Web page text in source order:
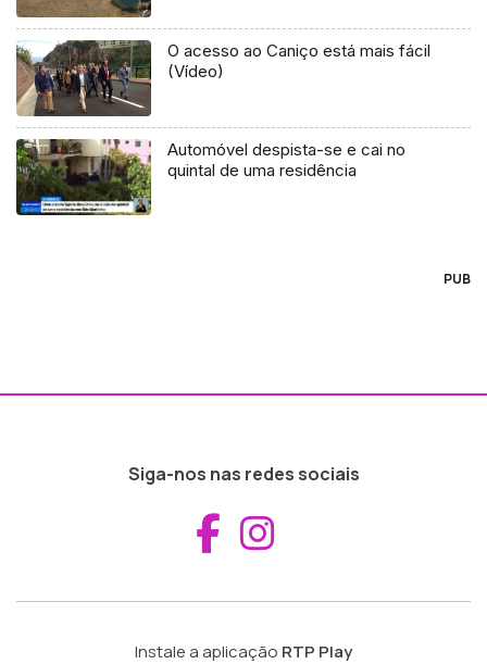
O acesso ao Caniço está mais fácil
(Vídeo)
Automóvel despista-se e cai no
quintal de uma residência
PUB
Siga-nos nas redes sociais
Aceder ao
Instale a aplicação RTP Play